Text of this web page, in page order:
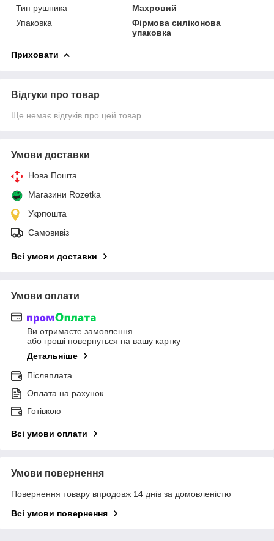
Тип рушника
Махровий
Упаковка
Фірмова силіконова
упаковка
Приховати
Відгуки про товар
Ще немає відгуків про цей товар
Умови доставки
Нова Пошта
Магазини Rozetka
Укрпошта
Самовивіз
Всі умови доставки
Умови оплати
Ви отримаєте замовлення
або гроші повернуться на вашу картку
Детальніше
Післяплата
Оплата на рахунок
Готівкою
Всі умови оплати
Умови повернення
Повернення товару впродовж 14 днів за домовленістю
Всі умови повернення